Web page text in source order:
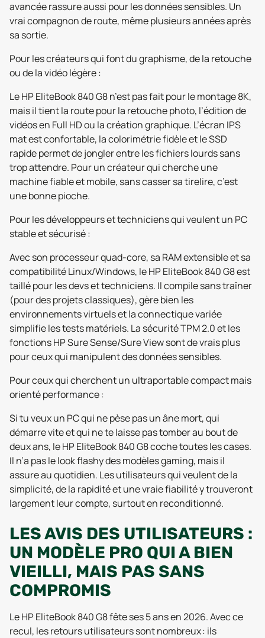
avancée rassure aussi pour les données sensibles. Un
vrai compagnon de route, même plusieurs années après
sa sortie.
Pour les créateurs qui font du graphisme, de la retouche
ou de la vidéo légère :
Le HP EliteBook 840 G8 n’est pas fait pour le montage 8K,
mais il tient la route pour la retouche photo, l’édition de
vidéos en Full HD ou la création graphique. L’écran IPS
mat est confortable, la colorimétrie fidèle et le SSD
rapide permet de jongler entre les fichiers lourds sans
trop attendre. Pour un créateur qui cherche une
machine fiable et mobile, sans casser sa tirelire, c’est
une bonne pioche.
Pour les développeurs et techniciens qui veulent un PC
stable et sécurisé :
Avec son processeur quad-core, sa RAM extensible et sa
compatibilité Linux/Windows, le HP EliteBook 840 G8 est
taillé pour les devs et techniciens. Il compile sans traîner
(pour des projets classiques), gère bien les
environnements virtuels et la connectique variée
simplifie les tests matériels. La sécurité TPM 2.0 et les
fonctions HP Sure Sense/Sure View sont de vrais plus
pour ceux qui manipulent des données sensibles.
Pour ceux qui cherchent un ultraportable compact mais
orienté performance :
Si tu veux un PC qui ne pèse pas un âne mort, qui
démarre vite et qui ne te laisse pas tomber au bout de
deux ans, le HP EliteBook 840 G8 coche toutes les cases.
Il n’a pas le look flashy des modèles gaming, mais il
assure au quotidien. Les utilisateurs qui veulent de la
simplicité, de la rapidité et une vraie fiabilité y trouveront
largement leur compte, surtout en reconditionné.
LES AVIS DES UTILISATEURS :
UN MODÈLE PRO QUI A BIEN
VIEILLI, MAIS PAS SANS
COMPROMIS
Le HP EliteBook 840 G8 fête ses 5 ans en 2026. Avec ce
recul, les retours utilisateurs sont nombreux : ils